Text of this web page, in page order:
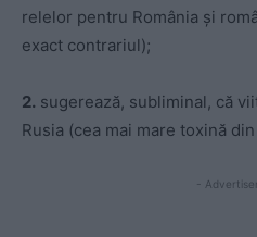
relelor pentru România și
exact contrariul);
2. sugerează, subliminal, că
Rusia (cea mai mare toxină
-